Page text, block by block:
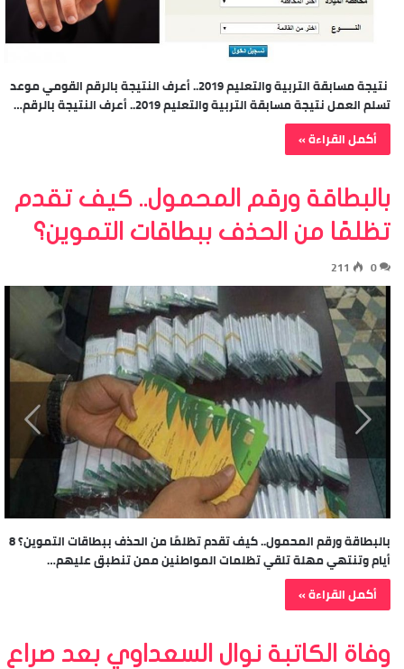
نتيجة مسابقة التربية والتعليم 2019.. أعرف النتيجة بالرقم القومي موعد
تسلم العمل نتيجة مسابقة التربية والتعليم 2019.. أعرف النتيجة بالرقم…
أكمل القراءة »
بالبطاقة ورقم المحمول.. كيف تقدم
تظلمًا من الحذف ببطاقات التموين؟
0
211
بالبطاقة ورقم المحمول.. كيف تقدم تظلمًا من الحذف ببطاقات التموين؟ 8
أيام وتنتهي مهلة تلقي تظلمات المواطنين ممن تنطبق عليهم…
أكمل القراءة »
وفاة الكاتبة نوال السعداوي بعد صراع